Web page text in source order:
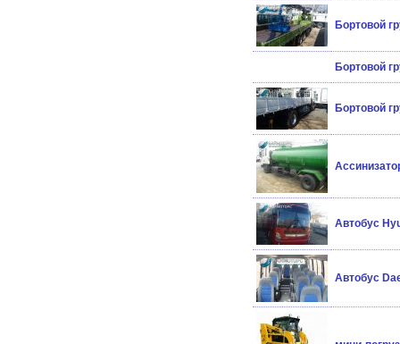
Бортовой
Бортовой
Бортовой
Автобус
Автобус